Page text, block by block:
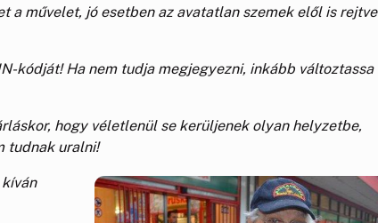
a művelet, jó esetben az avatatlan szemek elől is rejtve
kódját! Ha nem tudja megjegyezni, inkább változtassa
hogy véletlenül se kerüljenek olyan helyzetbe,
tudnak uralni!